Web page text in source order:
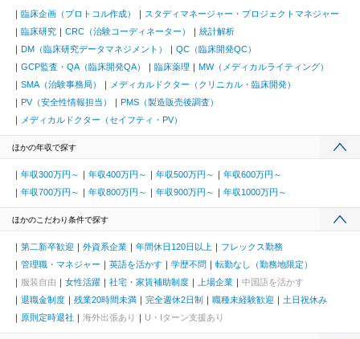
臨床企画（プロトコル作成）
スタディマネージャー・プロジェクトマネジャー
臨床研究
CRC（治験コーディネーター）
統計解析
DM（臨床研究データマネジメント）
QC（臨床開発QC）
GCP監査・QA（臨床開発QA）
臨床薬理
MW（メディカルライティング）
SMA（治験事務局）
メディカルドクター（クリニカル・臨床開発）
PV（安全性情報担当）
PMS（製造販売後調査）
メディカルドクター（セイフティ・PV）
ほかの年収で探す
年収300万円～ 年収400万円～ 年収500万円～
年収600万円～
年収700万円～
年収800万円～ 年収900万円～ 年収1000万円～
ほかのこだわり条件で探す
第二新卒歓迎 外資系企業 年間休日120日以上
フレックス勤務
管理職・マネジャー
英語を活かす 学歴不問
転勤なし（勤務地限定）
服装自由
女性活躍 社宅・家賃補助制度 上場企業
中国語を活かす
退職金制度
残業20時間未満 完全週休2日制 職種未経験歓迎
土日祝休み
原則定時退社
海外出張あり U・Iターン支援あり